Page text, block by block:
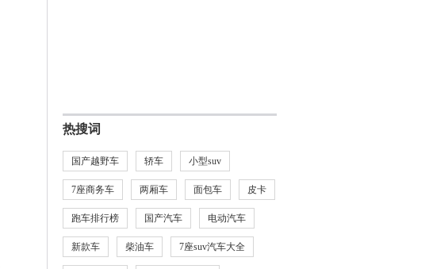
热搜词
国产越野车 轿车 小型suv
7座商务车 两厢车 面包车 皮卡
跑车排行榜 国产汽车 电动汽车
新款车 柴油车 7座suv汽车大全